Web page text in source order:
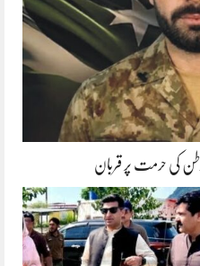
کی حرمت پر قربان